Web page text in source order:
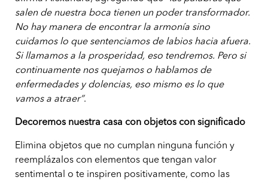
salen de nuestra boca tienen un poder transformador.
No hay manera de encontrar la armonía sino
cuidamos lo que sentenciamos de labios hacia afuera.
Si llamamos a la prosperidad, eso tendremos. Pero si
continuamente nos quejamos o hablamos de
enfermedades y dolencias, eso mismo es lo que
vamos a atraer”.
Decoremos nuestra casa con objetos con significado
Elimina objetos que no cumplan ninguna función y
reemplázalos con elementos que tengan valor
sentimental o te inspiren positivamente, como las